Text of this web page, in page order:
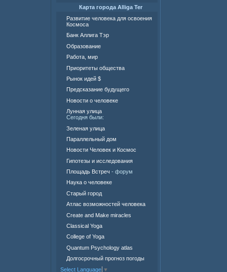
Карта города Alliga Ter
Развитие человека для освоения
Космоса
Банк Аллига Тэр
Образование
Работа, мир
Приоритеты общества
Рынок идей $
Предсказание будущего
Новости о человеке
Лунная улица
Сегодня были:
Зеленая улица
Параллельный дом
Новости Человек и Космос
Гипотезы и исследования
Площадь Встреч - форум
Наука о человеке
Старый город
Атлас возможностей человека
Create and Make miracles
Classical Yoga
College of Yoga
Quantum Psychology atlas
Долгосрочный прогноз погоды
Select Language ▼